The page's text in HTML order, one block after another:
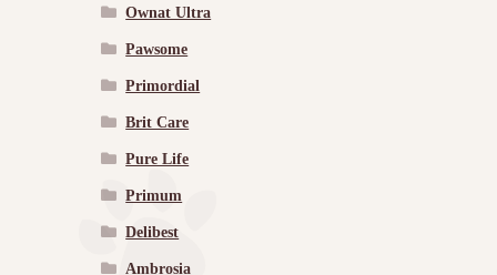
Ownat Ultra
Pawsome
Primordial
Brit Care
Pure Life
Primum
Delibest
Ambrosia